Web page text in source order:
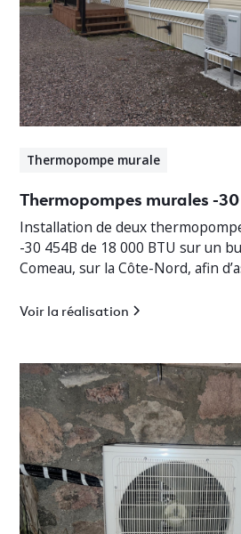
Thermopompe murale
Thermopompes murales -
Installation de deux
-30 454B de 18 000 BTU sur un
Comeau, sur la Côte-Nord, afin
Voir la réalisation